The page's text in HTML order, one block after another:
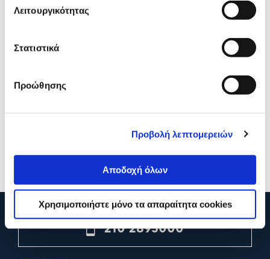
Λειτουργικότητας
Στατιστικά
Προώθησης
Προβολή λεπτομερειών
Αποδοχή όλων
Χρησιμοποιήστε μόνο τα απαραίτητα cookies
Lamart Σετ Ποτήρια espresso
Προσθήκη
Lamart Σετ Ποτήρια Latte
17,00€
Προσθήκη
210 2895000